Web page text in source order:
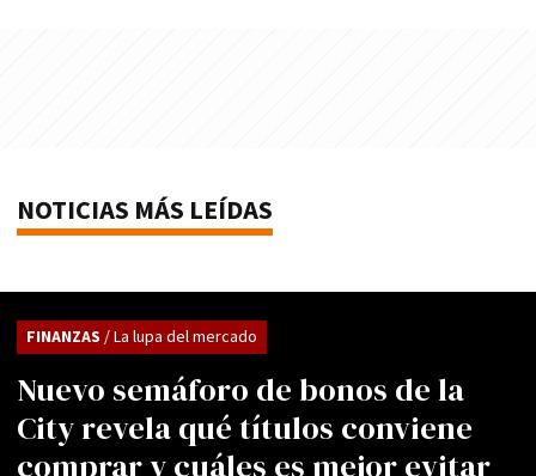
NOTICIAS MÁS LEÍDAS
Nuevo semáforo de bonos de la
City revela qué títulos conviene
comprar y cuáles es mejor evitar
FINANZAS / La lupa del mercado